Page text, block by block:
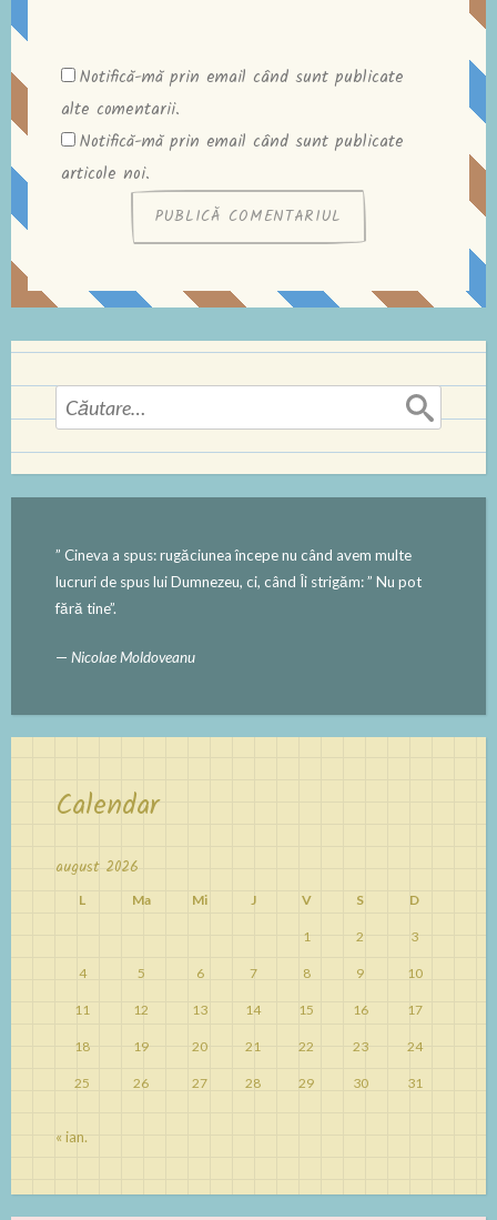
Notifică-mă prin email când sunt publicate
alte comentarii.
Notifică-mă prin email când sunt publicate
articole noi.
Caută
după:
” Cineva a spus: rugăciunea începe nu când avem multe
lucruri de spus lui Dumnezeu, ci, când Îi strigăm: ” Nu pot
fără tine”.
— Nicolae Moldoveanu
Calendar
august 2026
L Ma Mi J V S D
1 2 3
4 5 6 7 8 9 10
11 12 13 14 15 16 17
18 19 20 21 22 23 24
25 26 27 28 29 30 31
« ian.